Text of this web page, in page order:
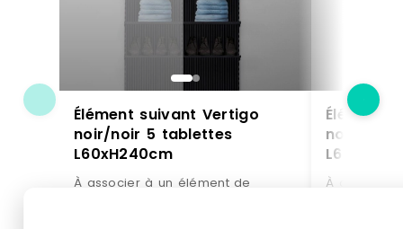
Élément suivant Vertigo
noir/noir 5 tablettes
L60xH240cm
À associer à un élément de
Élément
noir/noir
À associer